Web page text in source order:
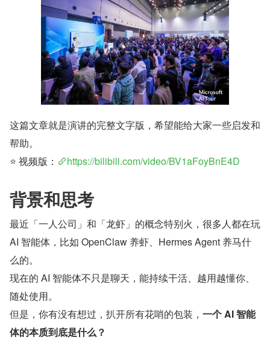
这篇文章就是演讲的完整文字版，希望能给大家一些启发和
帮助。
⭐️ 视频版：
https://bilibili.com/video/BV1aFoyBnE4D
背景和思考
最近「一人公司」和「龙虾」的概念特别火，很多人都在玩
AI 智能体，比如 OpenClaw 养虾、Hermes Agent 养马什
么的。
现在的 AI 智能体不只是聊天，能持续干活、越用越懂你、
随处使用。
但是，你有没有想过，扒开所有花哨的包装， 一个 AI 智能
体的本质到底是什么？